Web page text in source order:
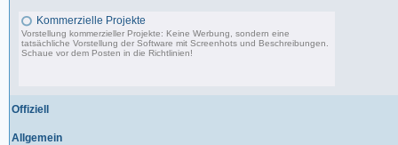
Kommerzielle Projekte
Vorstellung kommerzieller Projekte: Keine Werbung, sondern eine
tatsächliche Vorstellung der Software mit Screenhots und Beschreibungen.
Schaue vor dem Posten in die Richtlinien!
Offiziell
Allgemein